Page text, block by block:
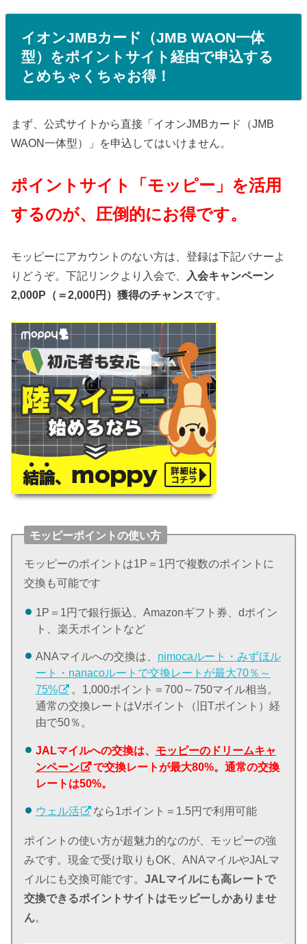
イオンJMBカード（JMB WAON一体
型）をポイントサイト経由で申込する
とめちゃくちゃお得！
まず、公式サイトから直接「イオンJMBカード（JMB
WAON一体型）」を申込してはいけません。
ポイントサイト「モッピー」を活用
するのが、圧倒的にお得です。
モッピーにアカウントのない方は、登録は下記バナーよ
りどうぞ。下記リンクより入会で、
入会キャンペーン
2,000P（＝2,000円）獲得のチャンスです。
モッピーポイントの使い方
モッピーのポイントは1P＝1円で複数のポイントに
交換も可能です
1P＝1円で銀行振込、Amazonギフト券、dポイン
ト、楽天ポイントなど
ANAマイルへの交換は、 nimocaルート・みずほル
ート・nanacoルートで交換レートが最大70％～
75%
。1,000ポイント＝700～750マイル相当。
通常の交換レートはVポイント（旧Tポイント）経
由で50％。
JALマイルへの交換は、 モッピーのドリームキャ
ンペーン
で交換レートが最大80%。通常の交換
レートは50%。
ウェル活 なら1ポイント＝1.5円で利用可能
ポイントの使い方が超魅力的なのが、モッピーの強
みです。現金で受け取りもOK、ANAマイルやJALマ
イルにも交換可能です。JALマイルにも高レートで
交換できるポイントサイトはモッピーしかありませ
ん